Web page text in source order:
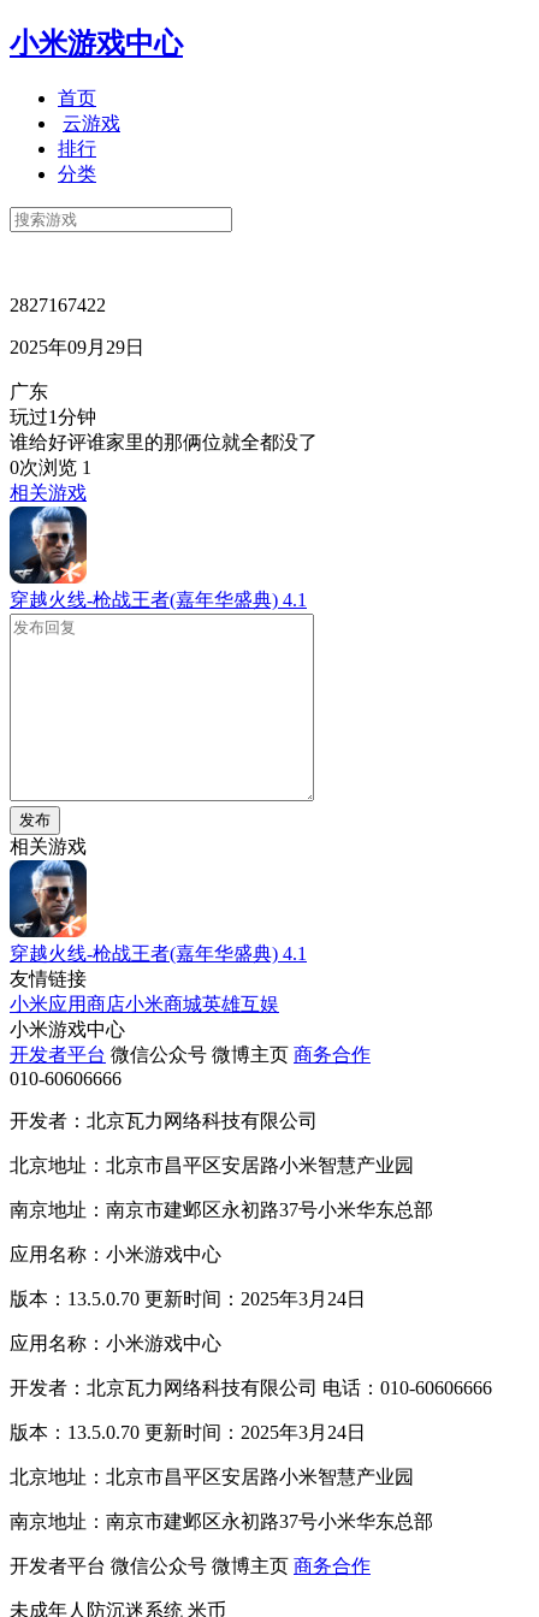
小米游戏中心
首页
云游戏
排行
分类
2827167422
2025年09月29日
广东
玩过1分钟
谁给好评谁家里的那俩位就全都没了
0次浏览 1
相关游戏
穿越火线-枪战王者(嘉年华盛典) 4.1
发布
相关游戏
穿越火线-枪战王者(嘉年华盛典) 4.1
友情链接
小米应用商店小米商城英雄互娱
小米游戏中心
开发者平台 微信公众号 微博主页 商务合作
010-60606666
开发者：北京瓦力网络科技有限公司
北京地址：北京市昌平区安居路小米智慧产业园
南京地址：南京市建邺区永初路37号小米华东总部
应用名称：小米游戏中心
版本：13.5.0.70 更新时间：2025年3月24日
应用名称：小米游戏中心
开发者：北京瓦力网络科技有限公司 电话：010-60606666
版本：13.5.0.70 更新时间：2025年3月24日
北京地址：北京市昌平区安居路小米智慧产业园
南京地址：南京市建邺区永初路37号小米华东总部
开发者平台 微信公众号 微博主页 商务合作
未成年人防沉迷系统 米币